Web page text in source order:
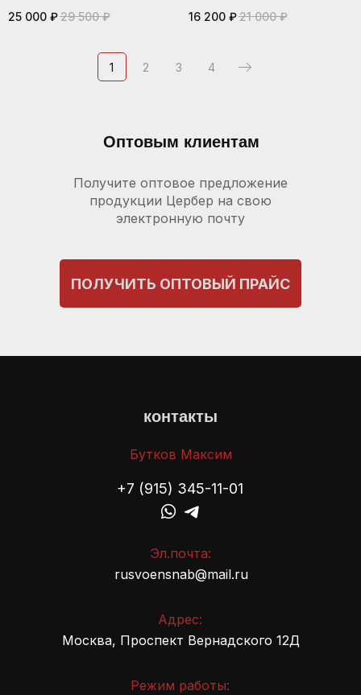
25 000 ₽29 500 ₽
16 200 ₽21 000 ₽
1 2 3 4
ПОЛУЧИТЬ ОПТОВЫЙ ПРАЙС
Получите оптовое предложение
продукции Цербер на свою
электронную почту
Оптовым клиентам
контакты
Бутков Максим
Эл.почта:
Адрес:
Режим работы:
rusvoensnab@mail.ru
Москва, Проспект Вернадского 12Д
+7 (915) 345-11-01